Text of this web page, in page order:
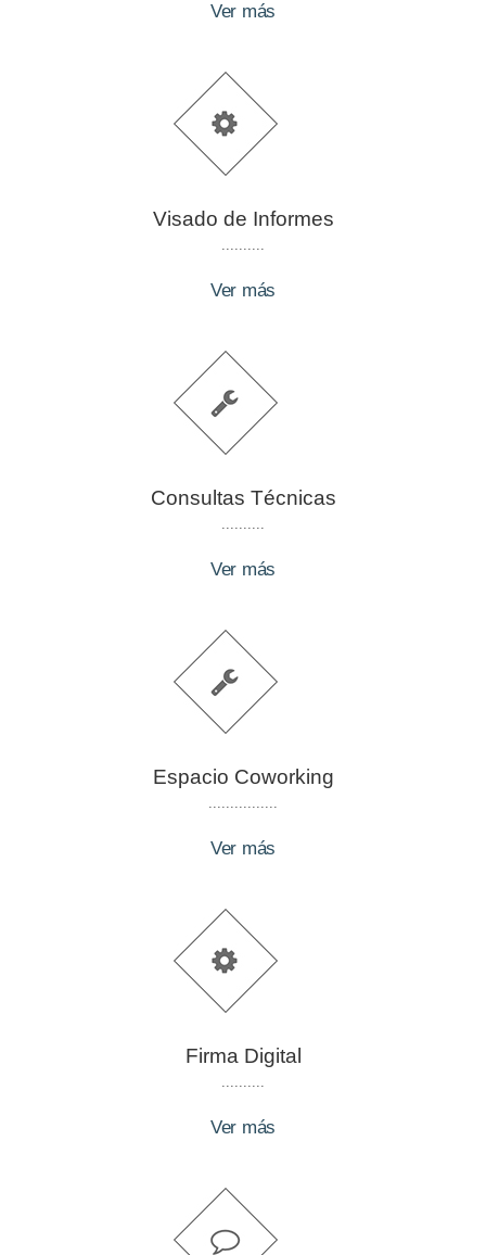
Ver más
Visado de Informes
..........
Ver más
Consultas Técnicas
..........
Ver más
Espacio Coworking
................
Ver más
Firma Digital
..........
Ver más